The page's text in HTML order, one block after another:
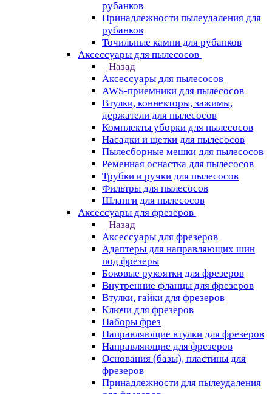
рубанков
Принадлежности пылеудаления для
рубанков
Точильные камни для рубанков
Аксессуары для пылесосов
Назад
Аксессуары для пылесосов
AWS-приемники для пылесосов
Втулки, коннекторы, зажимы,
держатели для пылесосов
Комплекты уборки для пылесосов
Насадки и щетки для пылесосов
Пылесборные мешки для пылесосов
Ременная оснастка для пылесосов
Трубки и ручки для пылесосов
Фильтры для пылесосов
Шланги для пылесосов
Аксессуары для фрезеров
Назад
Аксессуары для фрезеров
Адаптеры для направляющих шин
под фрезеры
Боковые рукоятки для фрезеров
Внутренние фланцы для фрезеров
Втулки, гайки для фрезеров
Ключи для фрезеров
Наборы фрез
Направляющие втулки для фрезеров
Направляющие для фрезеров
Основания (базы), пластины для
фрезеров
Принадлежности для пылеудаления